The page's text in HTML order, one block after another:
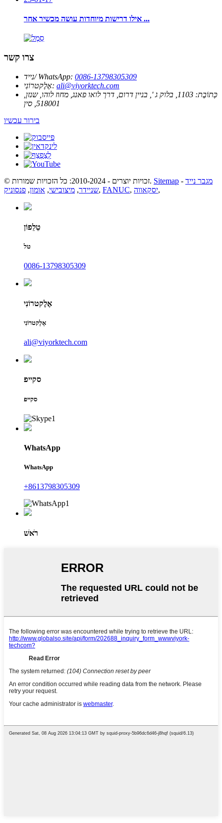
אילו דרישות מיוחדות עושה מכשיר אחר ...
צרו קשר
נייד/ WhatsApp: 0086-13798305309
אֶלֶקטרוֹנִי: ali@viyorktech.com
כְּתוֹבֶת:
1103, בלוק ג ', בניין דרום, דרך לואו פאנג, מחוז לוהו, שנזן,
518001, סין
בירור עכשיו
© זכויות יוצרים - 2010-2024: כל הזכויות שמורות. Sitemap - מגבר נייד
שניידר, מיצובישי, אומון, פנסוניק , FANUC, יסקאווה,
טֵלֵפוֹן
טל
0086-13798305309
אֶלֶקטרוֹנִי
אֶלֶקטרוֹנִי
ali@viyorktech.com
סקייפ
סקייפ
WhatsApp
WhatsApp
+8613798305309
רֹאשׁ